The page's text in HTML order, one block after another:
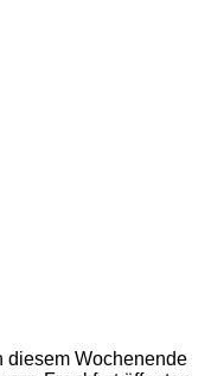
diesem Wochenende